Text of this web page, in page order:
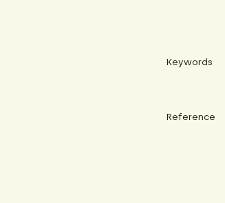
Keywords
Reference